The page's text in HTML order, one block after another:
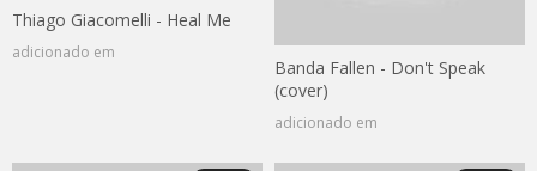
Thiago Giacomelli - Heal Me
adicionado em
Banda Fallen - Don't Speak
(cover)
adicionado em